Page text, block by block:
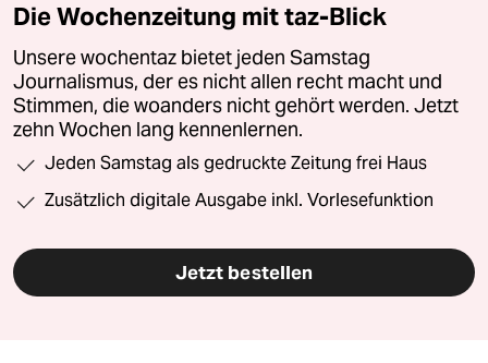
Die Wochenzeitung mit taz-Blick
Unsere wochentaz bietet jeden Samstag
Journalismus, der es nicht allen recht macht und
Stimmen, die woanders nicht gehört werden. Jetzt
zehn Wochen lang kennenlernen.
Jeden Samstag als gedruckte Zeitung frei Haus
Zusätzlich digitale Ausgabe inkl. Vorlesefunktion
Jetzt bestellen